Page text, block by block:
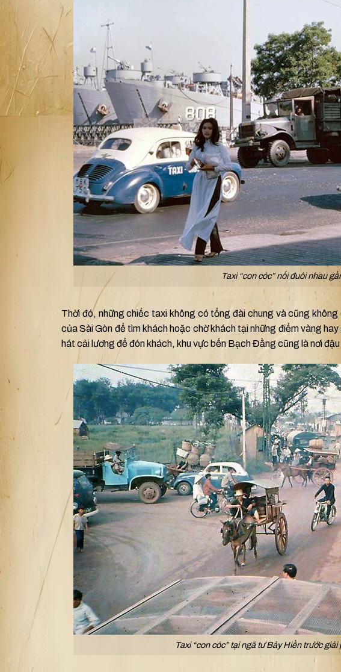
Taxi “con cóc” nối đuôi nhau
Thời đó, những chiếc taxi không có tổng đài chung và cũng
của Sài Gòn để tìm khách hoặc chờ khách tại những điểm vàng
hát cải lương để đón khách, khu vực bến Bạch Đằng cũng là nơi
Taxi “con cóc” tại ngã tư Bảy Hiền trước